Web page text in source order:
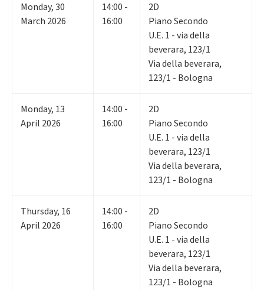
Monday,30
March 2026
14:00 -
16:00
2D
Piano Secondo
U.E. 1 - via della
beverara, 123/1
Via della beverara,
123/1 - Bologna
Monday, 13
April 2026
14:00 -
16:00
2D
Piano Secondo
U.E. 1 - via della
beverara, 123/1
Via della beverara,
123/1 - Bologna
Thursday, 16
April 2026
14:00 -
16:00
2D
Piano Secondo
U.E. 1 - via della
beverara, 123/1
Via della beverara,
123/1 - Bologna